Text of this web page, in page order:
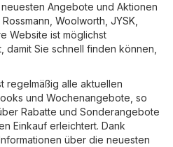
Angebote und Aktionen
Rossmann Woolworth JYSK
Website ist möglichst
Sie schnell finden können,
regelmäßig alle aktuellen
und Wochenangebote, so
Rabatte und Sonderangebote
Einkauf erleichtert. Dank
über die neuesten